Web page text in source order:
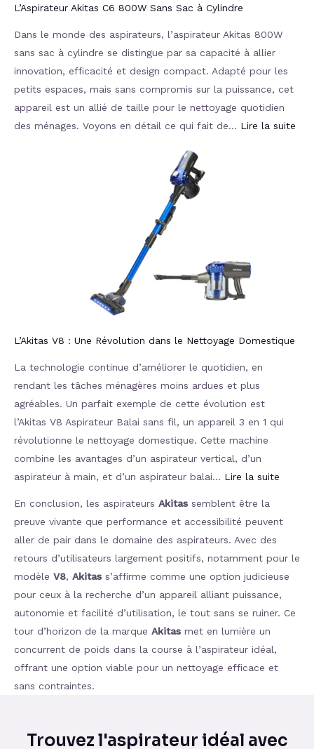
L’Aspirateur Akitas C6 800W Sans Sac à Cylindre
Dans le monde des aspirateurs, l’aspirateur Akitas 800W
sans sac à cylindre se distingue par sa capacité à allier
innovation, efficacité et design compact. Adapté pour les
petits espaces, mais sans compromis sur la puissance, cet
appareil est un allié de taille pour le nettoyage quotidien
des ménages. Voyons en détail ce qui fait de… Lire la suite
L’Akitas V8 : Une Révolution dans le Nettoyage Domestique
La technologie continue d’améliorer le quotidien, en
rendant les tâches ménagères moins ardues et plus
agréables. Un parfait exemple de cette évolution est
l’Akitas V8 Aspirateur Balai sans fil, un appareil 3 en 1 qui
révolutionne le nettoyage domestique. Cette machine
combine les avantages d’un aspirateur vertical, d’un
aspirateur à main, et d’un aspirateur balai… Lire la suite
En conclusion, les aspirateurs Akitas semblent être la
preuve vivante que performance et accessibilité peuvent
aller de pair dans le domaine des aspirateurs. Avec des
retours d’utilisateurs largement positifs, notamment pour le
modèle V8, Akitas s’affirme comme une option judicieuse
pour ceux à la recherche d’un appareil alliant puissance,
autonomie et facilité d’utilisation, le tout sans se ruiner. Ce
tour d’horizon de la marque Akitas met en lumière un
concurrent de poids dans la course à l’aspirateur idéal,
offrant une option viable pour un nettoyage efficace et
sans contraintes.
Trouvez l'aspirateur idéal avec